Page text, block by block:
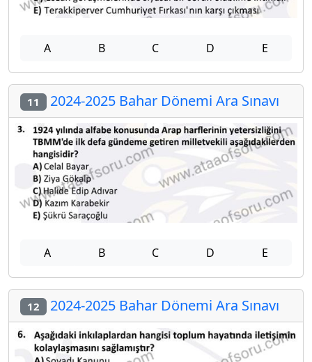
A B C D E
11 2024-2025 Bahar Dönemi Ara Sınavı
A B C D E
12 2024-2025 Bahar Dönemi Ara Sınavı